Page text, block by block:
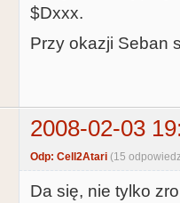
$Dxxx.
Przy okazji Seban
2008-02-03
Odp: Cell2Atari (15
Da się, nie tylko